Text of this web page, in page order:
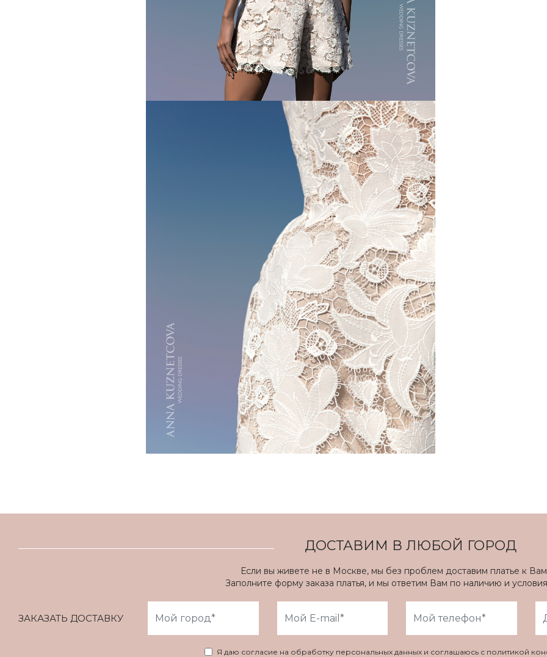
ДОСТАВИМ В ЛЮБОЙ ГОРОД
Если вы живете не в Москве, мы без проблем доставим платье к
Заполните форму заказа платья, и мы ответим Вам по наличию и
ЗАКАЗАТЬ ДОСТАВКУ
Я даю согласие на обработку персональных данных и соглашаюсь с политикой